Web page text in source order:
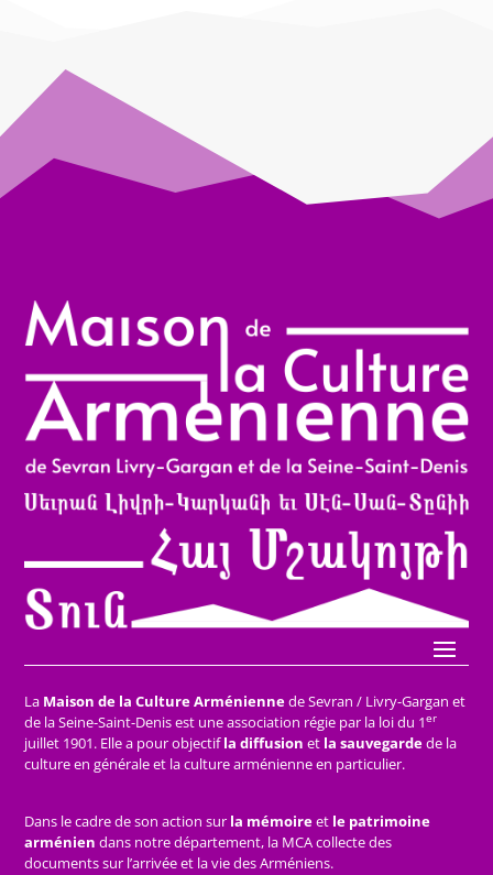
La Maison de la Culture Arméniennede Sevran / Livry-Gargan et
de la Seine-Saint-Denis est une association régie par la loi du 1er
juillet 1901. Elle a pour objectifla diffusion et la sauvegardede la
culture en générale et la culture arménienne en particulier.
Dans le cadre de son action sur la mémoireet le patrimoine
arménien dans notre département, la MCA collecte des
documents sur l’arrivée et la vie des Arméniens.